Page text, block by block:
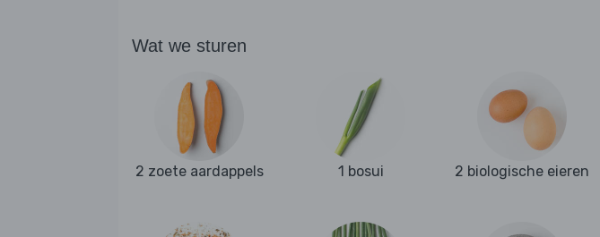
Wat we sturen
2 zoete aardappels 1 bosui 2 biologische eieren